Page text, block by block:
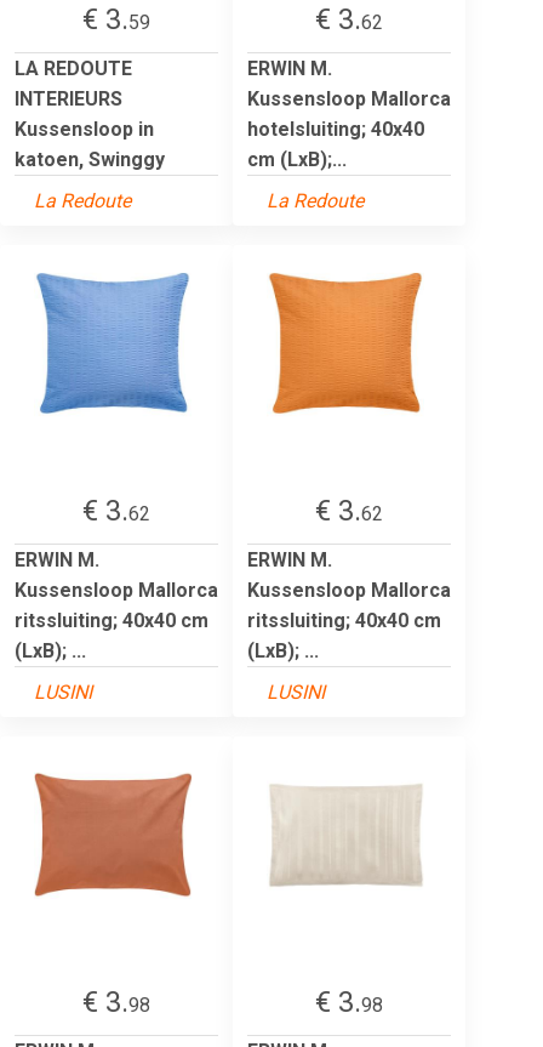
€ 3.59
LA REDOUTE
INTERIEURS
Kussensloop in
katoen, Swinggy
La Redoute
€ 3.62
ERWIN M.
Kussensloop Mallorca
hotelsluiting; 40x40
cm (LxB);...
La Redoute
€ 3.62
ERWIN M.
Kussensloop Mallorca
ritssluiting; 40x40 cm
(LxB); ...
LUSINI
€ 3.62
ERWIN M.
Kussensloop Mallorca
ritssluiting; 40x40 cm
(LxB); ...
LUSINI
€ 3.98
€ 3.98